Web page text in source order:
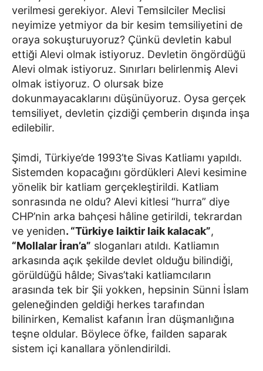
verilmesi gerekiyor. Alevi Temsilciler Meclisi
neyimize yetmiyor da bir kesim temsiliyetini de
oraya sokuşturuyoruz? Çünkü devletin kabul
ettiği Alevi olmak istiyoruz. Devletin öngördüğü
Alevi olmak istiyoruz. Sınırları belirlenmiş Alevi
olmak istiyoruz. O olursak bize
dokunmayacaklarını düşünüyoruz. Oysa gerçek
temsiliyet, devletin çizdiği çemberin dışında inşa
edilebilir.
Şimdi, Türkiye’de 1993’te Sivas Katliamı yapıldı.
Sistemden kopacağını gördükleri Alevi kesimine
yönelik bir katliam gerçekleştirildi. Katliam
sonrasında ne oldu? Alevi kitlesi “hurra” diye
CHP’nin arka bahçesi hâline getirildi, tekrardan
ve yeniden. “Türkiye laiktir laik kalacak”,
“Mollalar İran’a” sloganları atıldı. Katliamın
arkasında açık şekilde devlet olduğu bilindiği,
görüldüğü hâlde; Sivas’taki katliamcıların
arasında tek bir Şii yokken, hepsinin Sünni İslam
geleneğinden geldiği herkes tarafından
bilinirken, Kemalist kafanın İran düşmanlığına
teşne oldular. Böylece öfke, failden saparak
sistem içi kanallara yönlendirildi.